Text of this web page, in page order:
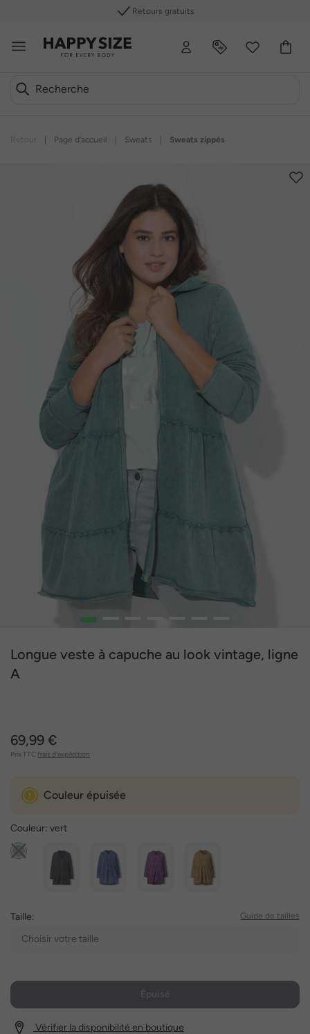
Retours gratuits
Page d’accueil Sweats Sweats zippés
1 2 3 6
Longue veste à capuche au look vintage, ligne
A
69,99 €
Prix TTC frais d'expédition
Couleur épuisée
Couleur: vert
Taille: Guide de tailles
Choisir votre taille
Vérifier la disponibilité en boutique